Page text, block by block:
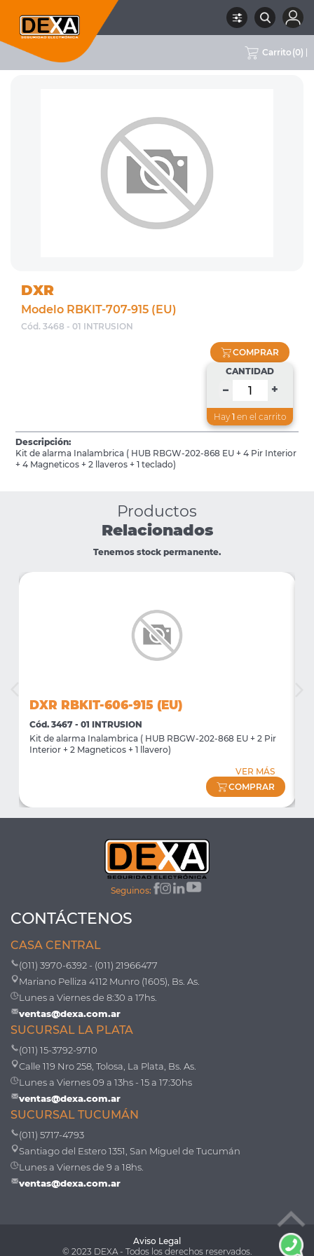
Carrito (0)
RUBRO 01 INTRUSION DXR
DXR
Modelo RBKIT-707-915 (EU)
Cód. 3468 - 01 INTRUSION
COMPRAR
CANTIDAD
– +
Hay 1 en el carrito
Descripción:
Kit de alarma Inalambrica ( HUB RBGW-202-868 EU + 4 Pir Interior
+ 4 Magneticos + 2 llaveros + 1 teclado)
Productos
Relacionados
Tenemos stock permanente.
DXR RBKIT-606-915 (EU)
Cód. 3467 - 01 INTRUSION
Kit de alarma Inalambrica ( HUB RBGW-202-868 EU + 2 Pir
Interior + 2 Magneticos + 1 llavero)
VER MÁS
COMPRAR
Seguinos:
CONTÁCTENOS
CASA CENTRAL
(011) 3970-6392 - (011) 21966477
Mariano Pelliza 4112 Munro (1605), Bs. As.
Lunes a Viernes de 8:30 a 17hs.
ventas@dexa.com.ar
SUCURSAL LA PLATA
(011) 15-3792-9710
Calle 119 Nro 258, Tolosa, La Plata, Bs. As.
Lunes a Viernes 09 a 13hs - 15 a 17:30hs
ventas@dexa.com.ar
SUCURSAL TUCUMÁN
(011) 5717-4793
Santiago del Estero 1351, San Miguel de Tucumán
Lunes a Viernes de 9 a 18hs.
ventas@dexa.com.ar
Aviso Legal
© 2023 DEXA - Todos los derechos reservados.